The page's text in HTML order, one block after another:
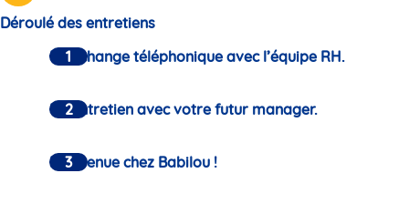
Déroulé des entretiens
Un échange téléphonique avec l’équipe RH.
Un entretien avec votre futur manager.
Bienvenue chez Babilou !